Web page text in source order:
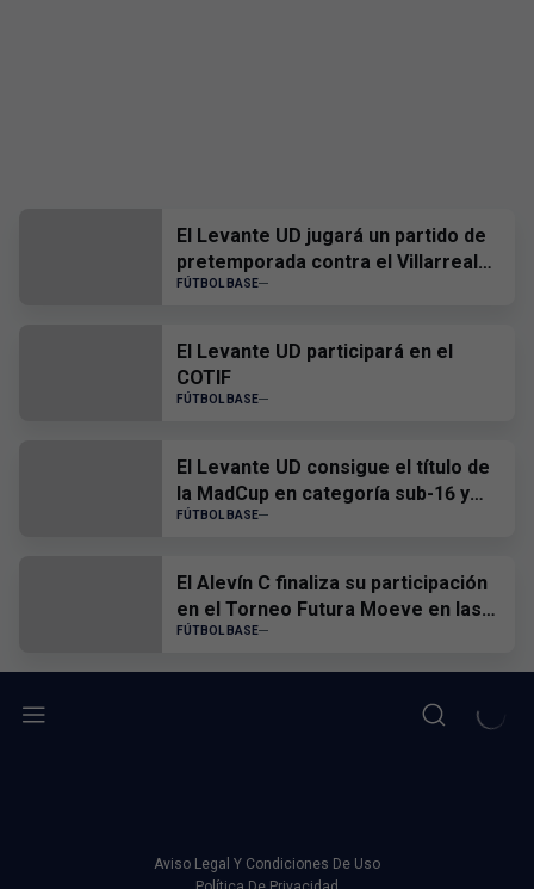
El Levante UD jugará un partido de
pretemporada contra el Villarreal
CF
FÚTBOL BASE
El Levante UD participará en el
COTIF
FÚTBOL BASE
El Levante UD consigue el título de
la MadCup en categoría sub-16 y
sub-19
FÚTBOL BASE
El Alevín C finaliza su participación
en el Torneo Futura Moeve en las
semifinales
FÚTBOL BASE
Aviso Legal Y Condiciones De Uso